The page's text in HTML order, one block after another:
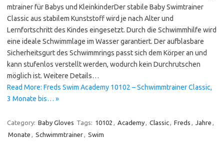
mtrainer für Babys und KleinkinderDer stabile Baby Swimtrainer
Classic aus stabilem Kunststoff wird je nach Alter und
Lernfortschritt des Kindes eingesetzt. Durch die Schwimmhilfe wird
eine ideale Schwimmlage im Wasser garantiert. Der aufblasbare
Sicherheitsgurt des Schwimmrings passt sich dem Körper an und
kann stufenlos verstellt werden, wodurch kein Durchrutschen
möglich ist. Weitere Details…
Read More: Freds Swim Academy 10102 – Schwimmtrainer Classic,
3 Monate bis… »
Category: Baby Gloves Tags: 10102 , Academy, Classic, Freds , Jahre ,
Monate , Schwimmtrainer, Swim